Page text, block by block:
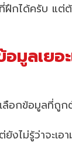
ฝึกได้ครับ แ
มูลเยอะ
อกข้อมูลที่ถูก
ไม่รู้ว่าจะเ